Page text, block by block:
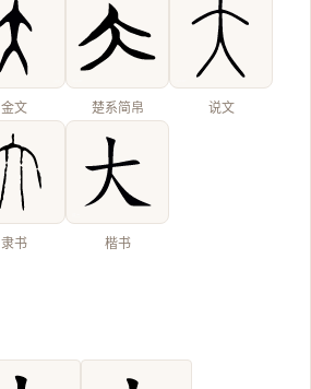
金文 楚系简帛 说文
隶书 楷书